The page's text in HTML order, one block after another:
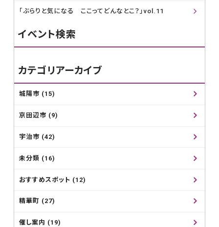
「ぶらりと気になる ここってどんなとこ？」vol.11
イベント検索
カテゴリアーカイブ
城陽市 (15)
京田辺市 (9)
宇治市 (42)
未分類 (16)
おすすめスポット (12)
精華町 (27)
催し案内 (19)